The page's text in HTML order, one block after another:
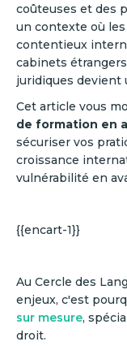
coûteuses et des
un contexte où
contentieux
cabinets
juridiques devient
Cet article vous
de formation en
sécuriser vos
croissance
vulnérabilité en
{{encart-1}}
Au Cercle des
enjeux, c'est
sur mesure,
droit.